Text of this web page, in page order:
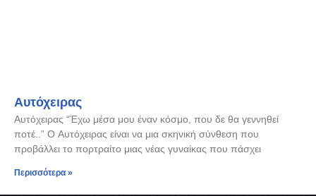
Αυτόχειρας
Αυτόχειρας “Έχω μέσα μου έναν κόσμο, που δε θα γεννηθεί
ποτέ..” Ο Αυτόχειρας είναι να μια σκηνική σύνθεση που
προβάλλει το πορτραίτο μιας νέας γυναίκας που πάσχει
Περισσότερα »